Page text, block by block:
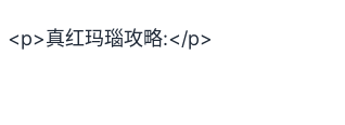
<p>真红玛瑙攻略:</p>